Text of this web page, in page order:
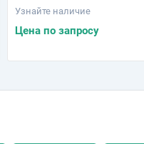
Узнайте наличие
Цена по запросу